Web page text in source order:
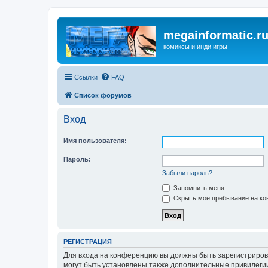
megainformatic.ru
комиксы и инди игры
Ссылки FAQ
Список форумов
Вход
Имя пользователя:
Пароль:
Забыли пароль?
Запомнить меня
Скрыть моё пребывание на
РЕГИСТРАЦИЯ
Для входа на конференцию вы должны быть
могут быть установлены также дополнительные